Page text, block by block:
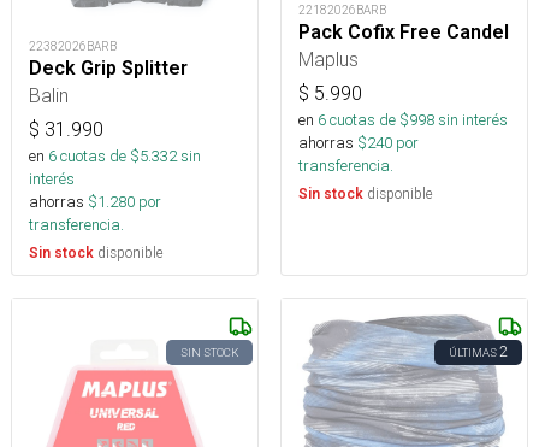
22382026BARB
Deck Grip Splitter
Balin
$ 31.990
en 6cuotas de $5.332sin
interés
ahorras $1.280 por
transferencia.
Sin stock disponible
22182026BARB
Pack Cofix Free Candel
Maplus
$ 5.990
en 6cuotas de $998sin interés
ahorras $240 por
transferencia.
Sin stock disponible
SIN STOCK ÚLTIMAS2